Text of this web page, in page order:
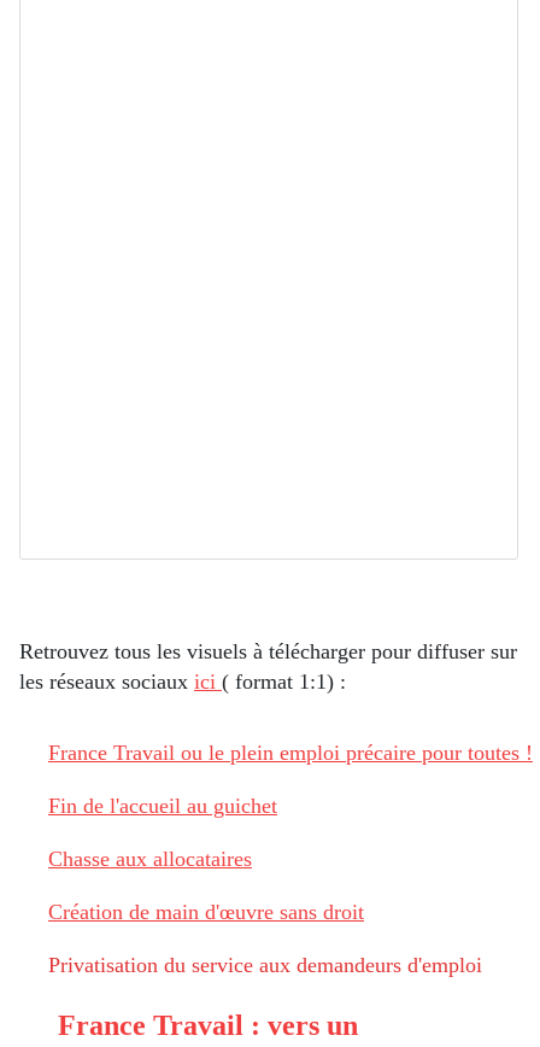
Retrouvez tous les visuels à télécharger pour diffuser sur
les réseaux sociaux ici ( format 1:1) :
France Travail ou le plein emploi précaire pour toutes !
Fin de l'accueil au guichet
Chasse aux allocataires
Création de main d'œuvre sans droit
Privatisation du service aux demandeurs d'emploi
France Travail : vers un